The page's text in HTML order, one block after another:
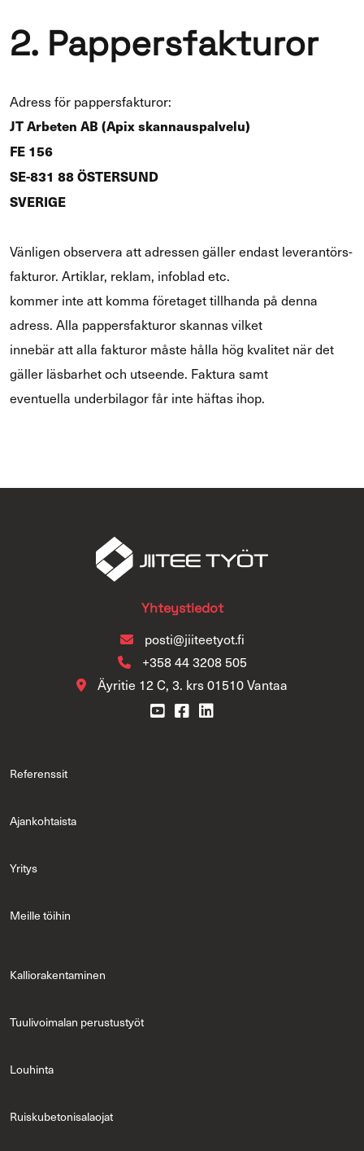
2. Pap­pers­fak­tu­ror
Adress för pap­pers­fak­tu­ror:
JT Ar­be­ten AB (Apix skan­naus­pal­ve­lu)
FE 156
SE-831 88 ÖS­TER­SUND
SVE­RI­GE
Vän­li­gen ob­ser­ve­ra att adres­sen gäl­ler en­dast le­ve­ran­törs­
fak­tu­ror. Ar­tiklar, reklam, in­foblad etc.
kom­mer inte att komma fö­re­ta­get till­han­da på denna
adress. Alla pap­pers­fak­tu­ror skan­nas vil­ket
in­nebär att alla fak­tu­ror måste hålla hög kva­li­tet när det
gäl­ler läs­bar­het och ut­seen­de. Fak­tu­ra samt
even­tuel­la un­der­bi­la­gor får inte häf­tas ihop.
Yh­teys­tie­dot
posti@jii­tee­ty­ot.fi
+358 44 3208 505
Äy­ri­tie 12 C, 3. krs 01510 Van­taa
Re­fe­rens­sit
Ajan­koh­tais­ta
Yri­tys
Meil­le töi­hin
Kal­lio­ra­ken­ta­mi­nen
Tuu­li­voi­ma­lan pe­rus­tus­työt
Lou­hin­ta
Ruis­ku­be­to­ni­sa­lao­jat